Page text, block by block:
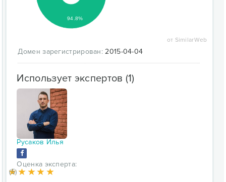
94.8%
от SimilarWeb
Домен зарегистрирован: 2015-04-04
Использует экспертов (1)
Русаков Илья
Оценка эксперта:
(5)